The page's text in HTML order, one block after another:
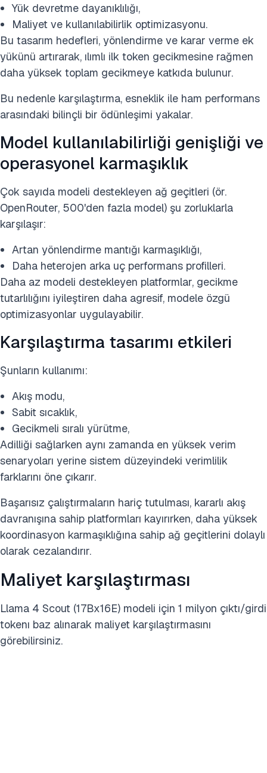
Yük devretme dayanıklılığı,
Maliyet ve kullanılabilirlik optimizasyonu.
Bu tasarım hedefleri, yönlendirme ve karar verme ek
yükünü artırarak, ılımlı ilk token gecikmesine rağmen
daha yüksek toplam gecikmeye katkıda bulunur.
Bu nedenle karşılaştırma, esneklik ile ham performans
arasındaki bilinçli bir ödünleşimi yakalar.
Model kullanılabilirliği genişliği ve
operasyonel karmaşıklık
Çok sayıda modeli destekleyen ağ geçitleri (ör.
OpenRouter, 500'den fazla model) şu zorluklarla
karşılaşır:
Artan yönlendirme mantığı karmaşıklığı,
Daha heterojen arka uç performans profilleri.
Daha az modeli destekleyen platformlar, gecikme
tutarlılığını iyileştiren daha agresif, modele özgü
optimizasyonlar uygulayabilir.
Karşılaştırma tasarımı etkileri
Şunların kullanımı:
Akış modu,
Sabit sıcaklık,
Gecikmeli sıralı yürütme,
Adilliği sağlarken aynı zamanda en yüksek verim
senaryoları yerine sistem düzeyindeki verimlilik
farklarını öne çıkarır.
Başarısız çalıştırmaların hariç tutulması, kararlı akış
davranışına sahip platformları kayırırken, daha yüksek
koordinasyon karmaşıklığına sahip ağ geçitlerini dolaylı
olarak cezalandırır.
Maliyet karşılaştırması
Llama 4 Scout (17Bx16E) modeli için 1 milyon çıktı/girdi
tokenı baz alınarak maliyet karşılaştırmasını
görebilirsiniz.